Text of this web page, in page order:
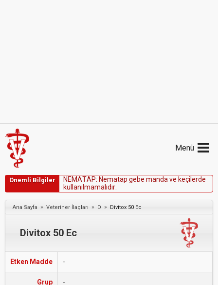
Menü
Önemli Bilgiler N EMATAP: Nematap gebe manda ve keçi erde
ku anı mama ıdır
Ana Sayfa » Veteriner İlaçları » D » Divitox 50 Ec
Divitox 50 Ec
Etken Madde -
Grup -